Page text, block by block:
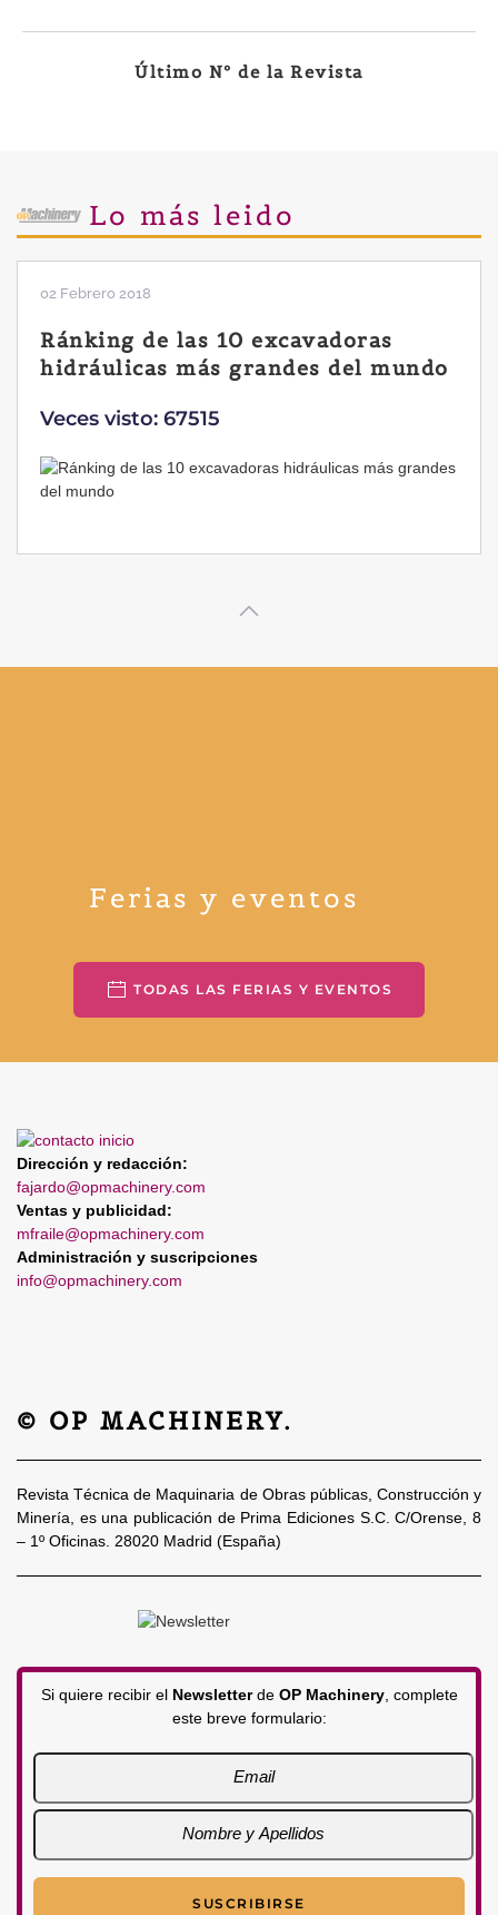
Último Nº de la Revista
Lo más leido
02 Febrero 2018
Ránking de las 10 excavadoras
hidráulicas más grandes del mundo
Veces visto: 67515
Ferias y eventos
TODAS LAS FERIAS Y EVENTOS
Dirección y redacción:
fajardo@opmachinery.com
Ventas y publicidad:
mfraile@opmachinery.com
Administración y suscripciones
info@opmachinery.com
© OP MACHINERY.
Revista Técnica de Maquinaria de Obras públicas, Construcción y
Minería, es una publicación de Prima Ediciones S.C. C/Orense, 8
– 1º Oficinas. 28020 Madrid (España)
Si quiere recibir el Newsletterde OP Machinery, complete
este breve formulario: